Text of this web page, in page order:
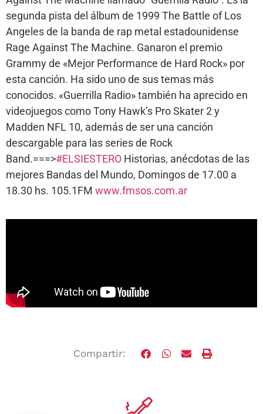
segunda pista del álbum de 1999 The Battle of Los
Angeles de la banda de rap metal estadounidense
Rage Against The Machine. Ganaron el premio
Grammy de «Mejor Performance de Hard Rock» por
esta canción. Ha sido uno de sus temas más
conocidos. «Guerrilla Radio» también ha aprecido en
videojuegos como Tony Hawk’s Pro Skater 2 y
Madden NFL 10, además de ser una canción
descargable para las series de Rock
Band.===>#ELSIESTERO Historias, anécdotas de las
mejores Bandas del Mundo, Domingos de 17.00 a
18.30 hs. 105.1FM www.fmsos.com.ar
Compartir: